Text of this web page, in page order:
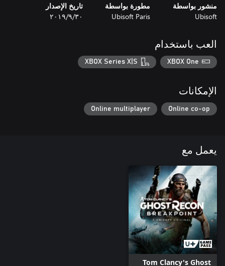
منشور بواسطة
Ubisoft
مطورة بواسطة
Ubisoft Paris
تاريخ الإصدار
٣٠‏/٩‏/٢٠١٩
العب باستخدام
XBOX One
XBOX Series X|S
الإمكانات
Online co-op
Online multiplayer
يعمل مع
Tom Clancy's Ghost